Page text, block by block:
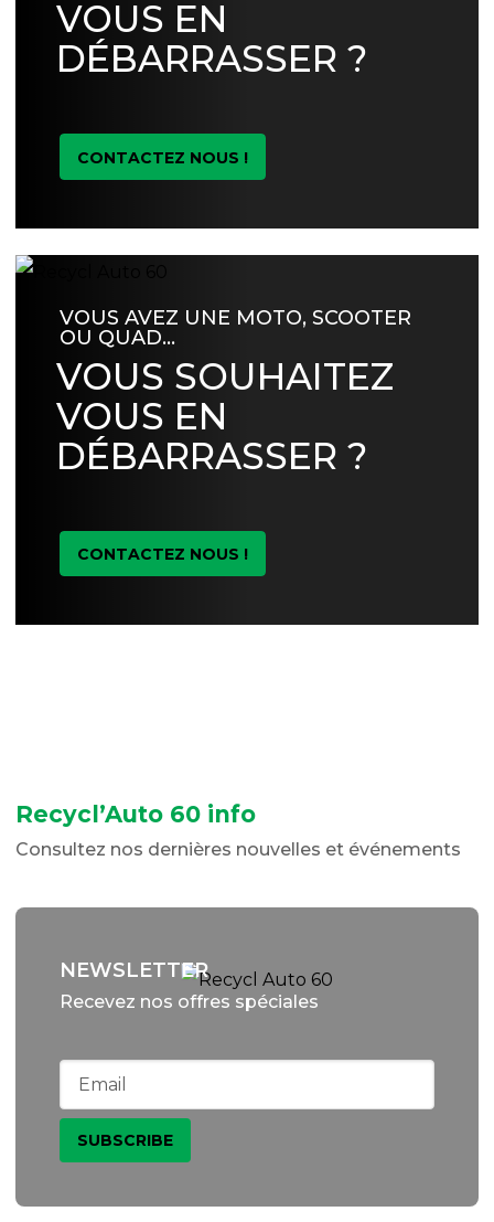
VOUS EN
DÉBARRASSER ?
CONTACTEZ NOUS !
VOUS AVEZ UNE MOTO, SCOOTER
OU QUAD…
VOUS SOUHAITEZ
VOUS EN
DÉBARRASSER ?
CONTACTEZ NOUS !
Recycl’Auto 60 info
Consultez nos dernières nouvelles et événements
NEWSLETTER
Recevez nos offres spéciales